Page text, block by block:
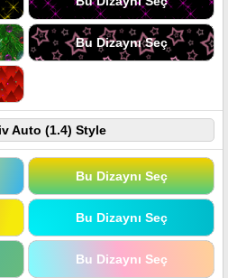
Bu Dizaynı Seç
Auto (1.4) Style
Bu Dizaynı Seç
Bu Dizaynı Seç
Bu Dizaynı Seç